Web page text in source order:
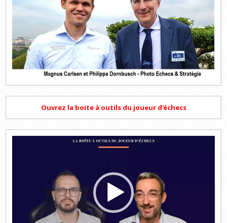
Ouvrez la boite à outils du joueur d'échecs